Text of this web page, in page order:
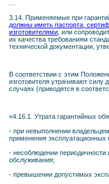
3.14. Применяемые при
должны иметь паспорта,
изготовителями , или
их качества требованиям
технической документации,
В соответствии с этим
изготовителя утрачивают силу
случаях (приводятся в
«4.16.1. Утрата гарантийных
- при невыполнении
применения эксплуатационных
- несоблюдении периодичности
обслуживания;
- превышении допустимых